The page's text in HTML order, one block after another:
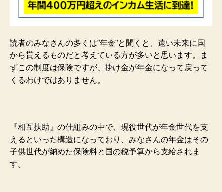
読者のみなさんの多くは”年金”と聞くと、遠い未来に国
から貰えるものだと考えている方が多いと思います。ま
ずこの制度は保険ですが、掛け金が年金になって戻って
くるわけではありません。
『相互扶助』の仕組みの中で、現役世代が年金世代を支
えるといった構造になっており、みなさんの年金はその
子供世代が納めた保険料と国の税予算から支給されま
す。